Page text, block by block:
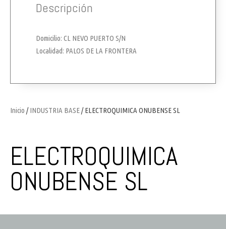
Inicio /INDUSTRIA BASE/ ELECTROQUIMICA ONUBENSE SL
ELECTROQUIMICA
ONUBENSE SL
Descripción
Domicilio: CL NEVO PUERTO S/N
Localidad: PALOS DE LA FRONTERA